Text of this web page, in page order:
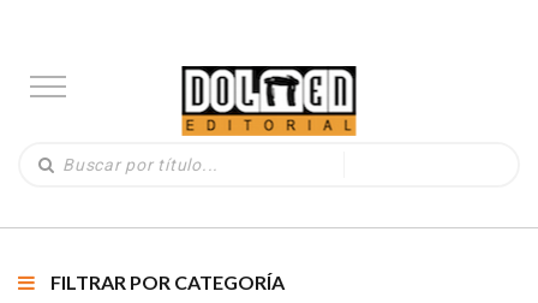
FILTRAR POR CATEGORÍA